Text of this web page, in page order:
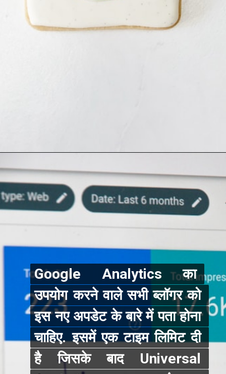
Google Analytics का
उपयोग करने वाले सभी ब्लॉगर को
इस नए अपडेट के बारे में पता होना
चाहिए. इसमें एक टाइम लिमिट दी
है जिसके बाद Universal
Google Analytics का
उपयोग करने वाले सभी ब्लॉगर को
इस नए अपडेट के बारे में पता होना
चाहिए. इसमें एक टाइम लिमिट दी
है जिसके बाद Universal